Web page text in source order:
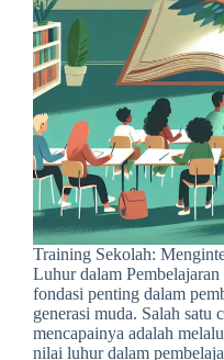
Training Sekolah:
Luhur dalam
fondasi penting dalam
generasi muda. Salah satu
mencapainya adalah
nilai luhur dalam